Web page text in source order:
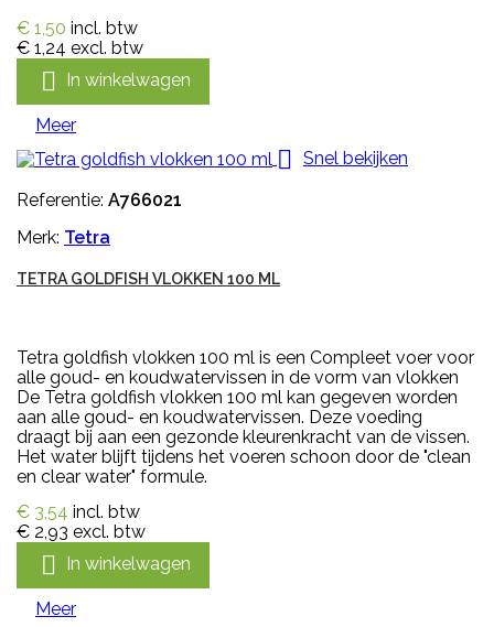
€ 1,50 incl. btw
€ 1,24 excl. btw
 In winkelwagen
Meer
 Snel bekijken
Referentie: A766021
Merk: Tetra
TETRA GOLDFISH VLOKKEN 100 ML
Tetra goldfish vlokken 100 ml is een Compleet voer voor
alle goud- en koudwatervissen in de vorm van vlokken
De Tetra goldfish vlokken 100 ml kan gegeven worden
aan alle goud- en koudwatervissen. Deze voeding
draagt bij aan een gezonde kleurenkracht van de vissen.
Het water blijft tijdens het voeren schoon door de "clean
en clear water" formule.
€ 3,54 incl. btw
€ 2,93 excl. btw
 In winkelwagen
Meer